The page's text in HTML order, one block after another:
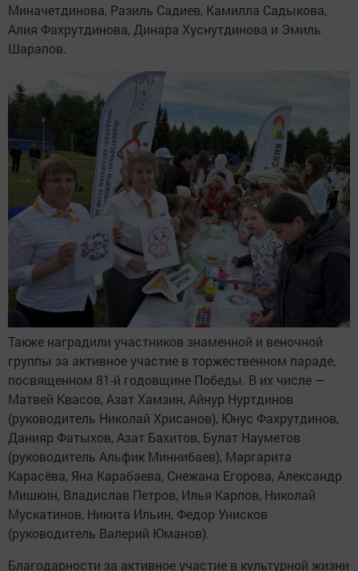
Миначетдинова, Разиль Садиев, Камилла Садыкова,
Алия Фахрутдинова, Динара Хуснутдинова и Эмиль
Шарапов.
Также наградили участников знаменной и веночной
группы за активное участие в торжественном параде,
посвященном 81-й годовщине Победы. В их числе —
Матвей Квасов, Азат Хамзин, Айнур Нуртдинов
(руководитель Николай Хрисанов), Юнус Фахрутдинов,
Данияр Фатыхов, Азат Бахитов, Булат Науметов
(руководитель Альфик Миннибаев), Маргарита
Карасёва, Яна Карабаева, Снежана Егорова, Александр
Мишкин, Владислав Петров, Илья Карпов, Николай
Мускатинов, Никита Ильин, Федор Унисков
(руководитель Валерий Юманов).
Благодарности за активное участие в культурной жизни